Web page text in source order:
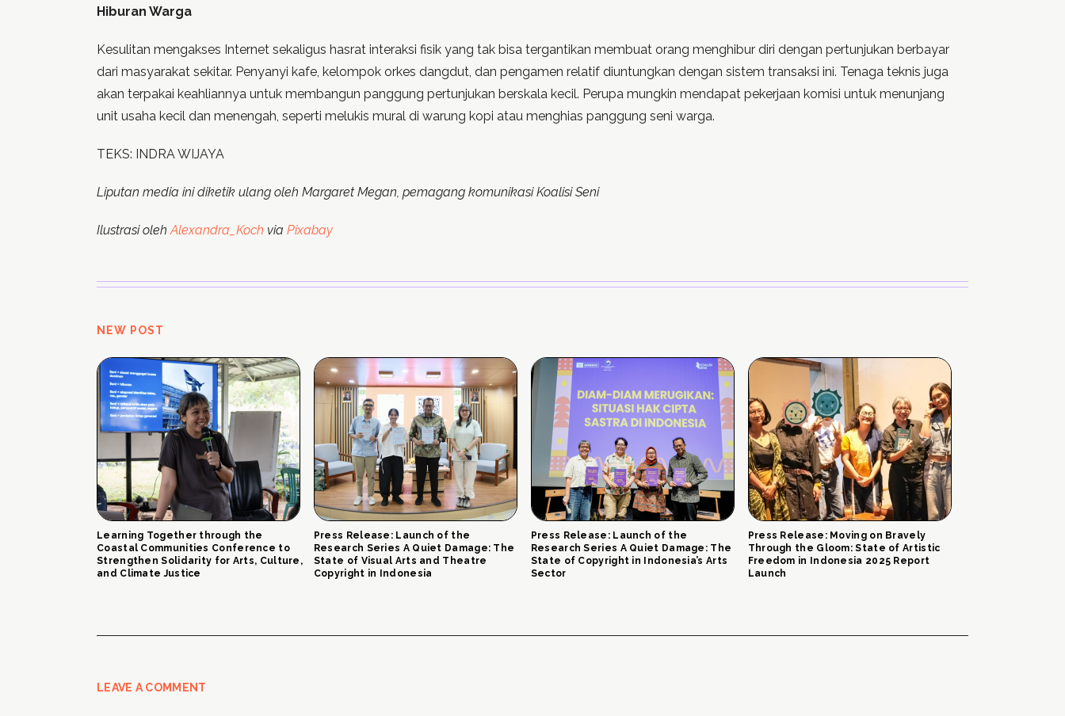
Hiburan Warga
Kesulitan mengakses Internet sekaligus hasrat interaksi fisik yang tak bisa tergantikan membuat orang menghibur diri dengan pertunjukan berbayar
dari masyarakat sekitar. Penyanyi kafe, kelompok orkes dangdut, dan pengamen relatif diuntungkan dengan sistem transaksi ini. Tenaga teknis juga
akan terpakai keahliannya untuk membangun panggung pertunjukan berskala kecil. Perupa mungkin mendapat pekerjaan komisi untuk menunjang
unit usaha kecil dan menengah, seperti melukis mural di warung kopi atau menghias panggung seni warga.
TEKS: INDRA WIJAYA
Liputan media ini diketik ulang oleh Margaret Megan, pemagang komunikasi Koalisi Seni
Ilustrasi olehAlexandra_Koch via Pixabay
NEW POST
Learning Together through the
Coastal Communities Conference to
Strengthen Solidarity for Arts, Culture,
and Climate Justice
Press Release: Launch of the
Research Series A Quiet Damage: The
State of Visual Arts and Theatre
Copyright in Indonesia
Press Release: Launch of the
Research Series A Quiet Damage: The
State of Copyright in Indonesia’s Arts
Sector
Press Release: Moving on Bravely
Through the Gloom: State of Artistic
Freedom in Indonesia 2025 Report
Launch
LEAVE A COMMENT